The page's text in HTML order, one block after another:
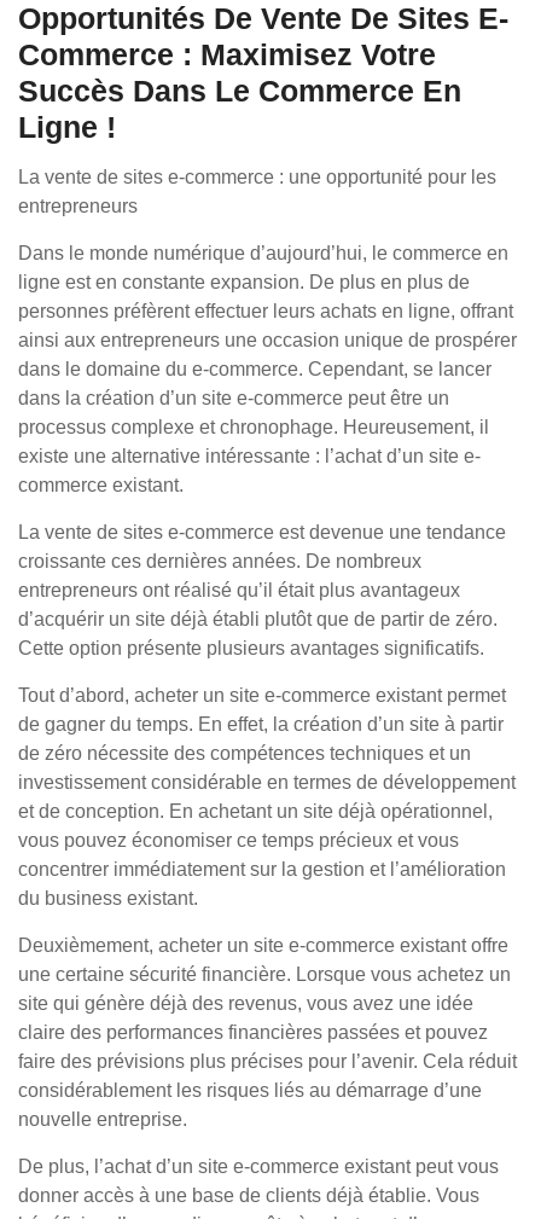
Opportunités De Vente De Sites E-
Commerce : Maximisez Votre
Succès Dans Le Commerce En
Ligne !
La vente de sites e-commerce : une opportunité pour les
entrepreneurs
Dans le monde numérique d’aujourd’hui, le commerce en
ligne est en constante expansion. De plus en plus de
personnes préfèrent effectuer leurs achats en ligne, offrant
ainsi aux entrepreneurs une occasion unique de prospérer
dans le domaine du e-commerce. Cependant, se lancer
dans la création d’un site e-commerce peut être un
processus complexe et chronophage. Heureusement, il
existe une alternative intéressante : l’achat d’un site e-
commerce existant.
La vente de sites e-commerce est devenue une tendance
croissante ces dernières années. De nombreux
entrepreneurs ont réalisé qu’il était plus avantageux
d’acquérir un site déjà établi plutôt que de partir de zéro.
Cette option présente plusieurs avantages significatifs.
Tout d’abord, acheter un site e-commerce existant permet
de gagner du temps. En effet, la création d’un site à partir
de zéro nécessite des compétences techniques et un
investissement considérable en termes de développement
et de conception. En achetant un site déjà opérationnel,
vous pouvez économiser ce temps précieux et vous
concentrer immédiatement sur la gestion et l’amélioration
du business existant.
Deuxièmement, acheter un site e-commerce existant offre
une certaine sécurité financière. Lorsque vous achetez un
site qui génère déjà des revenus, vous avez une idée
claire des performances financières passées et pouvez
faire des prévisions plus précises pour l’avenir. Cela réduit
considérablement les risques liés au démarrage d’une
nouvelle entreprise.
De plus, l’achat d’un site e-commerce existant peut vous
donner accès à une base de clients déjà établie. Vous